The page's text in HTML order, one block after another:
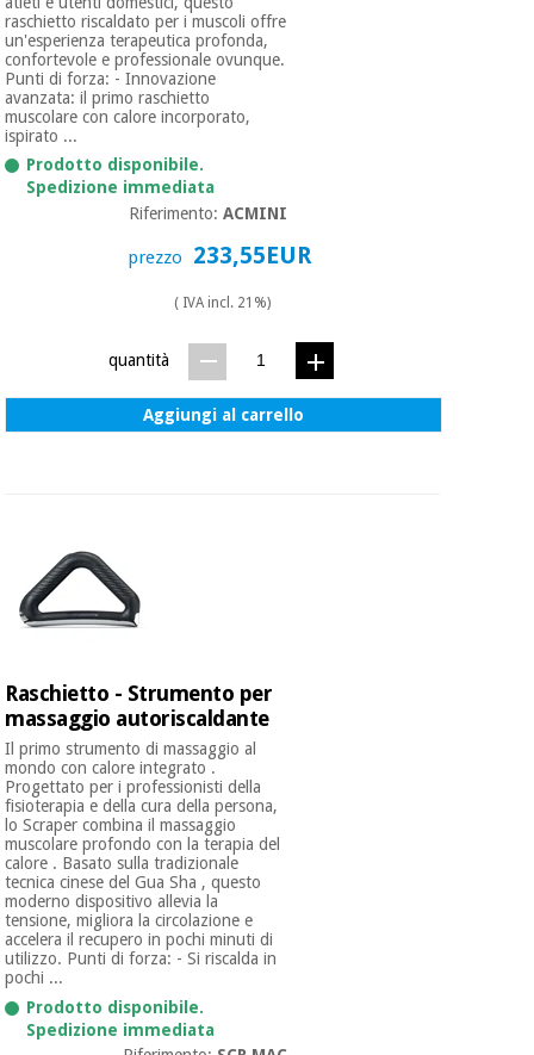
raschietto riscaldato per i muscoli offre
un'esperienza terapeutica profonda,
confortevole e professionale ovunque.
Punti di forza: - Innovazione
avanzata: il primo raschietto
muscolare con calore incorporato,
ispirato ...
Prodotto disponibile.
Spedizione immediata
Riferimento:ACMINI
prezzo 233,55EUR
( IVA incl. 21%)
quantità
Aggiungi al carrello
Raschietto - Strumento per
massaggio autoriscaldante
Il primo strumento di massaggio al
mondo con calore integrato .
Progettato per i professionisti della
fisioterapia e della cura della persona,
lo Scraper combina il massaggio
muscolare profondo con la terapia del
calore . Basato sulla tradizionale
tecnica cinese del Gua Sha , questo
moderno dispositivo allevia la
tensione, migliora la circolazione e
accelera il recupero in pochi minuti di
utilizzo. Punti di forza: - Si riscalda in
pochi ...
Prodotto disponibile.
Spedizione immediata